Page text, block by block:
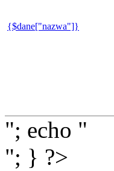
{$dane["nazwa"]}
"; echo "
"; } ?>